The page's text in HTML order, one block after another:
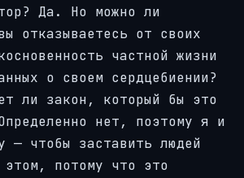
Да. Но можно ли
отказываетесь от своих
частной жизни
о своем сердцебиении?
ли закон, который бы это
нет, поэтому я и
— чтобы заставить людей
этом, потому что это